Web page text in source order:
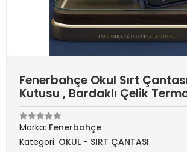
Fenerbahçe Okul Sırt
Kutusu , Bardaklı Çelik
Marka: Fenerbahçe
Kategori: OKUL - SIRT ÇANTASI